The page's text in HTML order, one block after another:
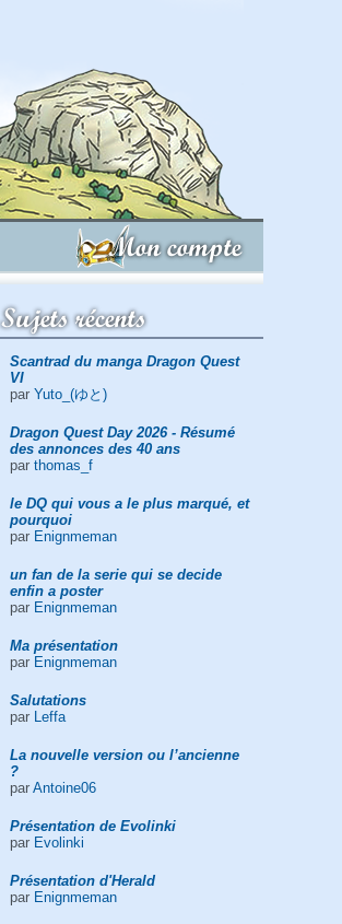
Mon compte
Sujets récents
Scantrad du manga Dragon Quest
VI
par Yuto_(ゆと)
Dragon Quest Day 2026 - Résumé
des annonces des 40 ans
par thomas_f
le DQ qui vous a le plus marqué, et
pourquoi
par Enignmeman
un fan de la serie qui se decide
enfin a poster
par Enignmeman
Ma présentation
par Enignmeman
Salutations
par
Leffa
La nouvelle version ou l’ancienne
?
par Antoine06
Présentation de Evolinki
par Evolinki
Présentation d'Herald
par Enignmeman